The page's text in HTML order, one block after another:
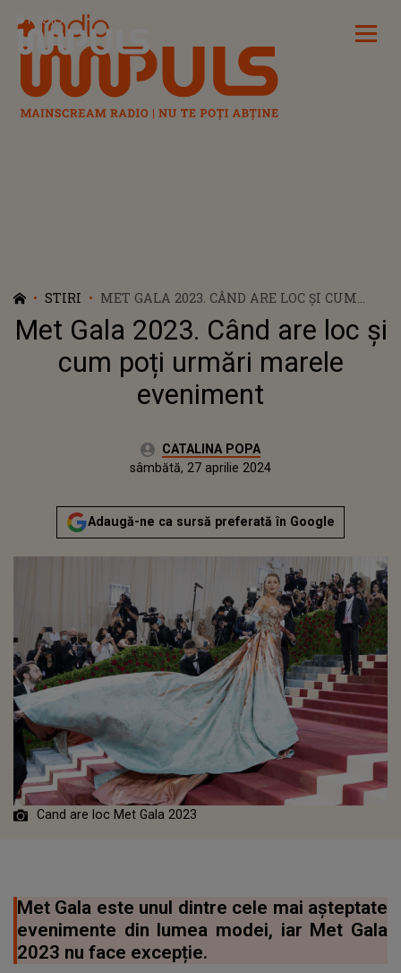
Radio Impuls
STIRI
MET GALA 2023. CÂND ARE LOC ȘI CUM
POȚI URMĂRI MARELE EVENIMENT
Met Gala 2023. Când are loc și
cum poți urmări marele
eveniment
Autor:CATALINA POPA
Actualizat:
sâmbătă, 27 aprilie 2024
Adaugă-ne ca sursă preferată în Google
Cand are loc Met Gala 2023
Met Gala este unul dintre cele mai așteptate
evenimente din lumea modei, iar Met Gala
2023 nu face excepție.